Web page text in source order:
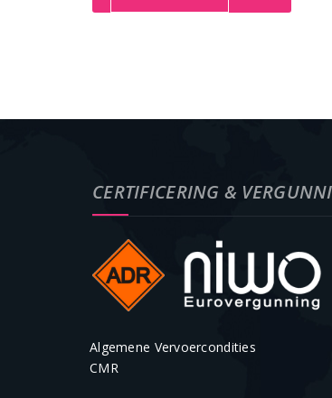
CERTIFICERING &
Algemene Vervoercondities
CMR